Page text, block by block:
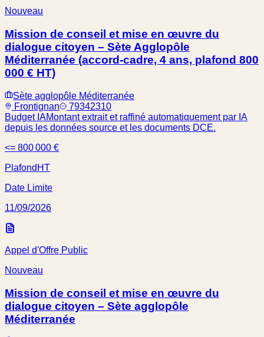
Nouveau
Mission de conseil et mise en œuvre du
dialogue citoyen – Sète Agglopôle
Méditerranée (accord-cadre, 4 ans, plafond 800
000 € HT)
Sète agglopôle Méditerranée
Frontignan
79342310
Budget IAMontant extrait et raffiné automatiquement par IA
depuis les données source et les documents DCE.
<= 800 000 €
Plafond HT
Date Limite
11/09/2026
Appel d'Offre Public
Nouveau
Mission de conseil et mise en œuvre du
dialogue citoyen – Sète agglopôle
Méditerranée